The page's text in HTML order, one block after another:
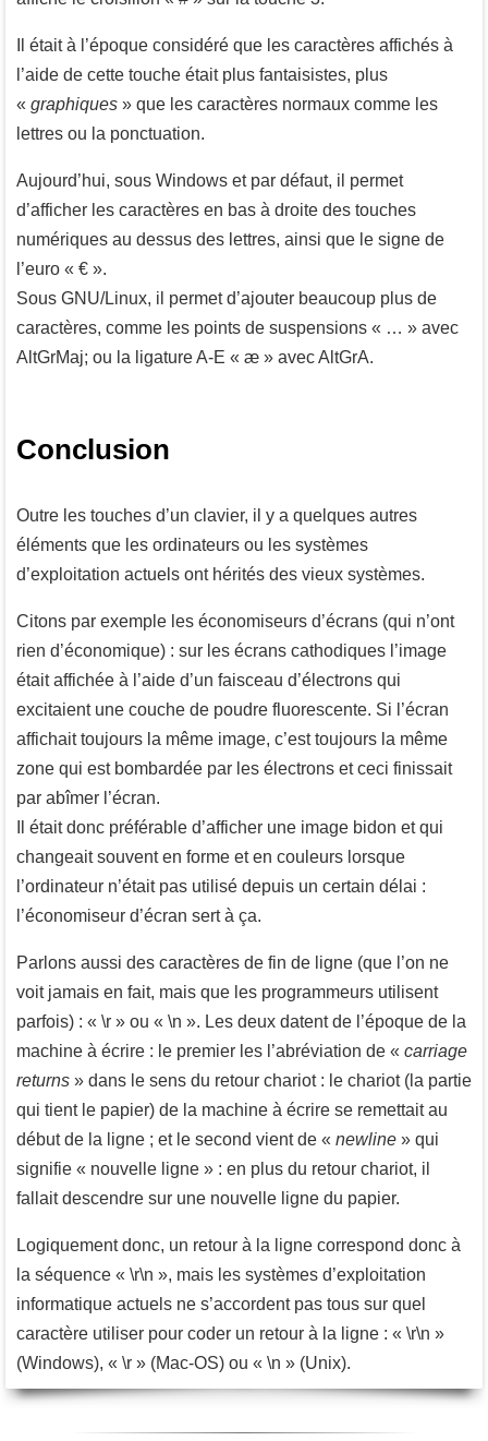
Il était à l’époque considéré que les caractères affichés à
l’aide de cette touche était plus fantaisistes, plus
« graphiques » que les caractères normaux comme les
lettres ou la ponctuation.
Aujourd’hui, sous Windows et par défaut, il permet
d’afficher les caractères en bas à droite des touches
numériques au dessus des lettres, ainsi que le signe de
l’euro « € ».
Sous GNU/Linux, il permet d’ajouter beaucoup plus de
caractères, comme les points de suspensions « … » avec
AltGrMaj; ou la ligature A-E « æ » avecAltGrA.
Conclusion
Outre les touches d’un clavier, il y a quelques autres
éléments que les ordinateurs ou les systèmes
d’exploitation actuels ont hérités des vieux systèmes.
Citons par exemple les économiseurs d’écrans (qui n’ont
rien d’économique) : sur les écrans cathodiques l’image
était affichée à l’aide d’un faisceau d’électrons qui
excitaient une couche de poudre fluorescente. Si l’écran
affichait toujours la même image, c’est toujours la même
zone qui est bombardée par les électrons et ceci finissait
par abîmer l’écran.
Il était donc préférable d’afficher une image bidon et qui
changeait souvent en forme et en couleurs lorsque
l’ordinateur n’était pas utilisé depuis un certain délai :
l’économiseur d’écran sert à ça.
Parlons aussi des caractères de fin de ligne (que l’on ne
voit jamais en fait, mais que les programmeurs utilisent
parfois) : « \r » ou « \n ». Les deux datent de l’époque de la
machine à écrire : le premier les l’abréviation de « carriage
returns » dans le sens du retour chariot : le chariot (la partie
qui tient le papier) de la machine à écrire se remettait au
début de la ligne ; et le second vient de « newline » qui
signifie « nouvelle ligne » : en plus du retour chariot, il
fallait descendre sur une nouvelle ligne du papier.
Logiquement donc, un retour à la ligne correspond donc à
la séquence « \r\n », mais les systèmes d’exploitation
informatique actuels ne s’accordent pas tous sur quel
caractère utiliser pour coder un retour à la ligne : « \r\n »
(Windows), « \r » (Mac-OS) ou « \n » (Unix).